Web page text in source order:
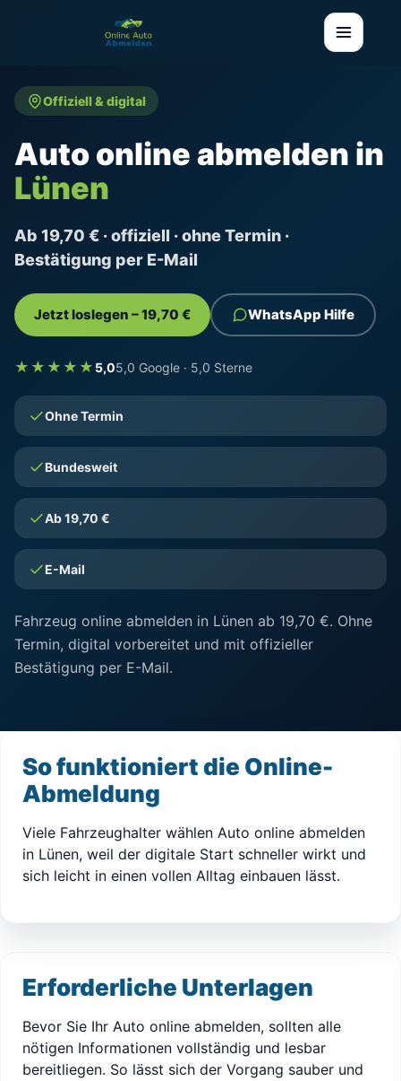
Offiziell & digital
Auto online abmelden in
Lünen
Ab 19,70 € · offiziell · ohne Termin ·
Bestätigung per E-Mail
Jetzt loslegen – 19,70 € WhatsApp Hilfe
★★★★★ 5,05,0 Google · 5,0 Sterne
Ohne Termin
Bundesweit
Ab 19,70 €
E-Mail
Fahrzeug online abmelden in Lünen ab 19,70 €. Ohne
Termin, digital vorbereitet und mit offizieller
Bestätigung per E-Mail.
So funktioniert die Online-
Abmeldung
Viele Fahrzeughalter wählen Auto online abmelden
in Lünen, weil der digitale Start schneller wirkt und
sich leicht in einen vollen Alltag einbauen lässt.
Erforderliche Unterlagen
Bevor Sie Ihr Auto online abmelden, sollten alle
nötigen Informationen vollständig und lesbar
bereitliegen. So lässt sich der Vorgang sauber und